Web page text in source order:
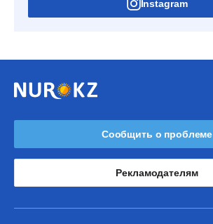
Instagram
Сообщить о проблеме
Рекламодателям